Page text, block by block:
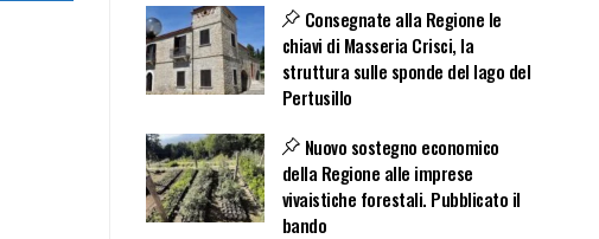
Consegnate alla Regione le
chiavi di Masseria Crisci, la
struttura sulle sponde del lago del
Pertusillo
Nuovo sostegno economico
della Regione alle imprese
vivaistiche forestali. Pubblicato il
bando